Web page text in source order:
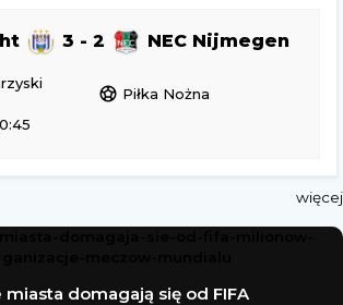
3 - 2 NEC Nijmegen
sports_soccer Piłka Nożna
więcej
domagają się od FIFA